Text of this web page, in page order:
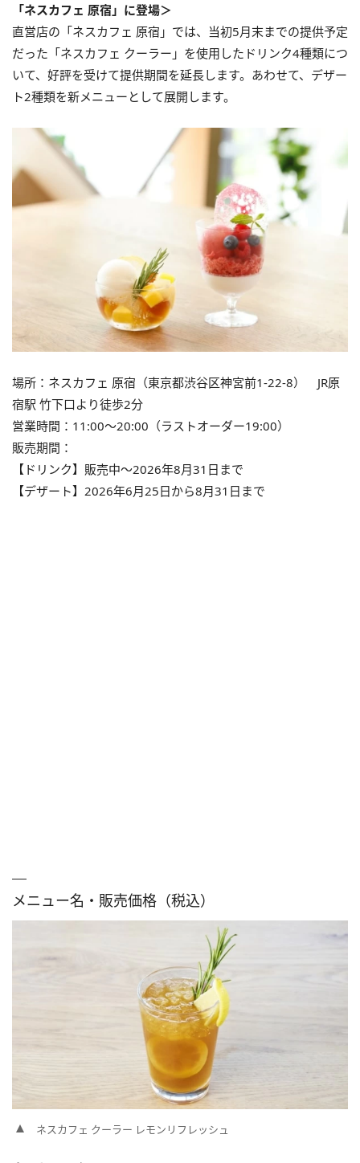
「ネスカフェ 原宿」に登場＞
直営店の「ネスカフェ 原宿」では、当初5月末までの提供予定
だった「ネスカフェ クーラー」を使用したドリンク4種類につ
いて、好評を受けて提供期間を延長します。あわせて、デザー
ト2種類を新メニューとして展開します。
場所：ネスカフェ 原宿（東京都渋谷区神宮前1-22-8） JR原
宿駅 竹下口より徒歩2分
営業時間：11:00～20:00（ラストオーダー19:00）
販売期間：
【ドリンク】販売中～2026年8月31日まで
【デザート】2026年6月25日から8月31日まで
メニュー名・販売価格（税込）
ネスカフェ クーラー レモンリフレッシュ